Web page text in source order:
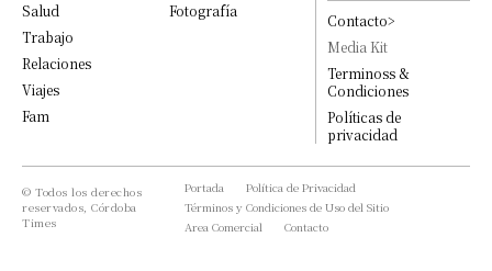
Salud
Trabajo
Relaciones
Viajes
Fam
Fotografía
Contacto>
Media Kit
Terminoss &
Condiciones
Políticas de
privacidad
© Todos los derechos
reservados, Córdoba
Times
Portada
Política de Privacidad
Términos y Condiciones de Uso del Sitio
Area Comercial
Contacto